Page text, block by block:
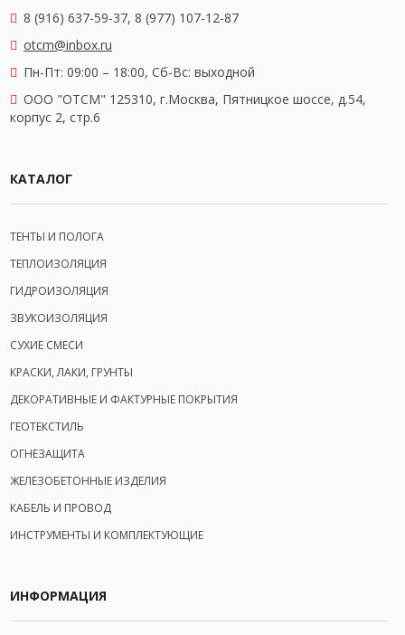
8 (916) 637-59-37, 8 (977) 107-12-87
otcm@inbox.ru
Пн-Пт: 09:00 – 18:00, Сб-Вс: выходной
OOO "ОТСМ" 125310, г.Москва, Пятницкое шоссе, д.54,
корпус 2, стр.6
КАТАЛОГ
ТЕНТЫ И ПОЛОГА
ТЕПЛОИЗОЛЯЦИЯ
ГИДРОИЗОЛЯЦИЯ
ЗВУКОИЗОЛЯЦИЯ
СУХИЕ СМЕСИ
КРАСКИ, ЛАКИ, ГРУНТЫ
ДЕКОРАТИВНЫЕ И ФАКТУРНЫЕ ПОКРЫТИЯ
ГЕОТЕКСТИЛЬ
ОГНЕЗАЩИТА
ЖЕЛЕЗОБЕТОННЫЕ ИЗДЕЛИЯ
КАБЕЛЬ И ПРОВОД
ИНСТРУМЕНТЫ И КОМПЛЕКТУЮЩИЕ
ИНФОРМАЦИЯ